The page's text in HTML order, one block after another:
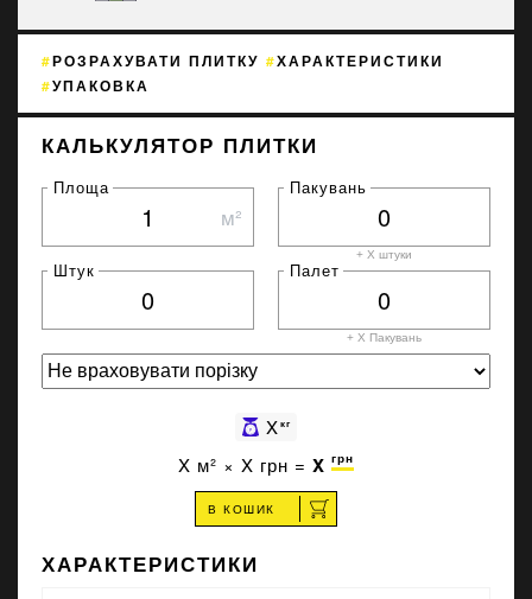
РОЗРАХУВАТИ ПЛИТКУ
ХАРАКТЕРИСТИКИ
УПАКОВКА
КАЛЬКУЛЯТОР ПЛИТКИ
Площа
м²
Пакувань
+ X штуки
Штук Палет
+ X Пакувань
Xкг
X м² × X грн = X грн
В КОШИК
ХАРАКТЕРИСТИКИ